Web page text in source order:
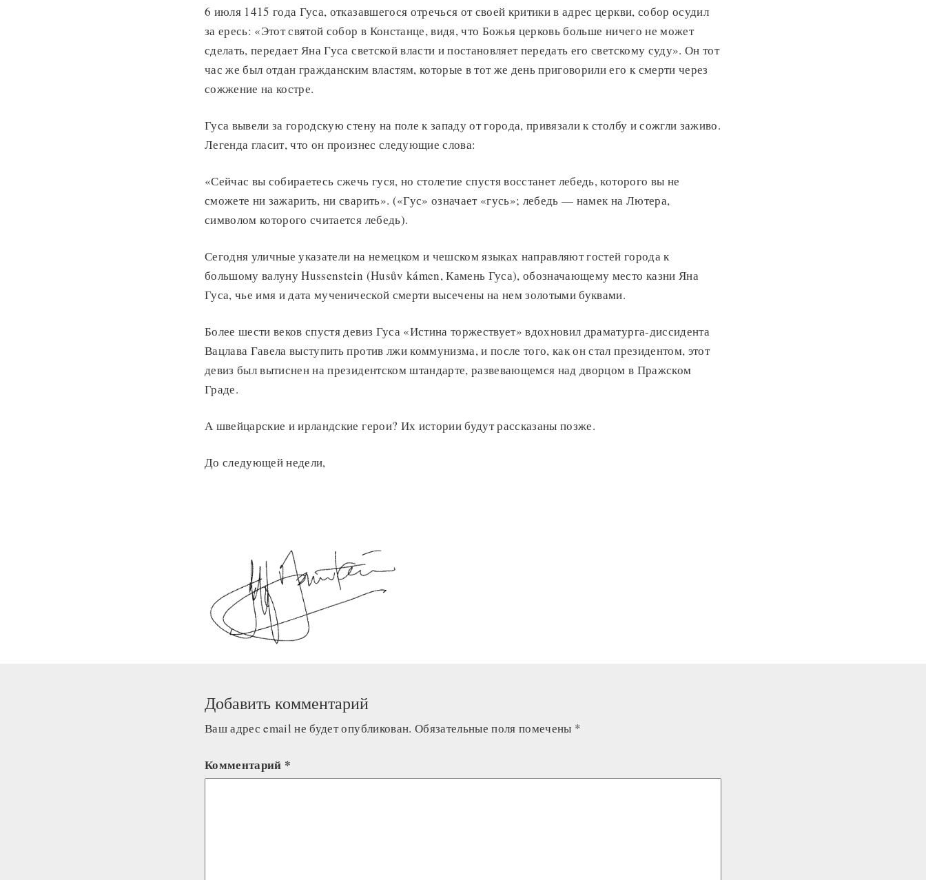
6 июля 1415 года Гуса, отказавшегося отречься от своей критики в адрес церкви, собор осудил
за ересь: «Этот святой собор в Констанце, видя, что Божья церковь больше ничего не может
сделать, передает Яна Гуса светской власти и постановляет передать его светскому суду». Он тот
час же был отдан гражданским властям, которые в тот же день приговорили его к смерти через
сожжение на костре.
Гуса вывели за городскую стену на поле к западу от города, привязали к столбу и сожгли заживо.
Легенда гласит, что он произнес следующие слова:
«Сейчас вы собираетесь сжечь гуся, но столетие спустя восстанет лебедь, которого вы не
сможете ни зажарить, ни сварить». («Гус» означает «гусь»; лебедь — намек на Лютера,
символом которого считается лебедь).
Сегодня уличные указатели на немецком и чешском языках направляют гостей города к
большому валуну Hussenstein (Husův kámen, Камень Гуса), обозначающему место казни Яна
Гуса, чье имя и дата мученической смерти высечены на нем золотыми буквами.
Более шести веков спустя девиз Гуса «Истина торжествует» вдохновил драматурга-диссидента
Вацлава Гавела выступить против лжи коммунизма, и после того, как он стал президентом, этот
девиз был вытиснен на президентском штандарте, развевающемся над дворцом в Пражском
Граде.
А швейцарские и ирландские герои? Их истории будут рассказаны позже.
До следующей недели,
Добавить комментарий
Ваш адрес email не будет опубликован. Обязательные поля помечены *
Комментарий *